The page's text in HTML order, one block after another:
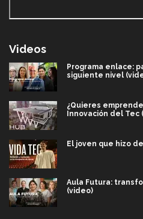
Videos
Programa enlace:
siguiente nivel
¿Quieres
Innovación del Tec
El joven que hizo
Aula Futura:
(video)